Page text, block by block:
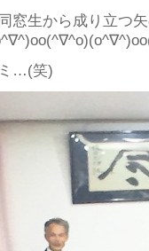
窓生から成り立つ
…(笑)